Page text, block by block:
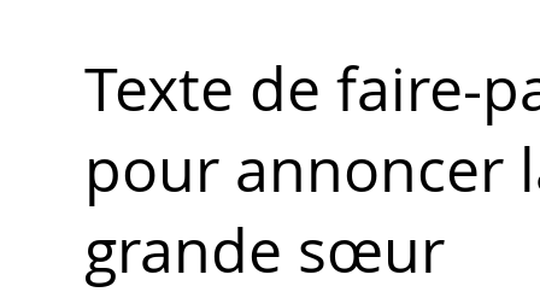
Texte de faire-
pour annoncer
grande sœur